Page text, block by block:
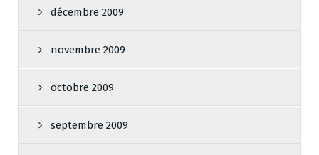
décembre 2009
novembre 2009
octobre 2009
septembre 2009